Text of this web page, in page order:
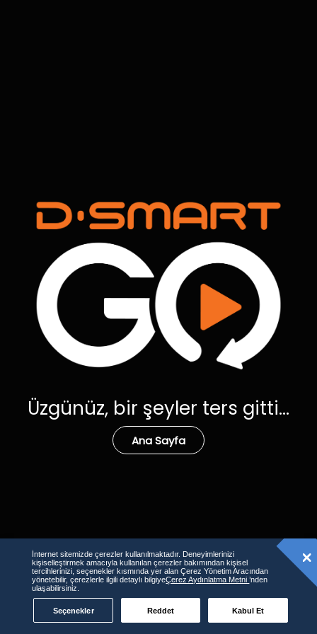
Üzgünüz, bir şeyler ters gitti...
Ana Sayfa
İnternet sitemizde çerezler kullanılmaktadır. Deneyimlerinizi
kişiselleştirmek amacıyla kullanılan çerezler bakımından kişisel
tercihlerinizi, seçenekler kısmında yer alan Çerez Yönetim Aracından
yönetebilir, çerezlerle ilgili detaylı bilgiyeÇerez Aydınlatma Metni’nden
ulaşabilirsiniz.
Seçenekler Reddet Kabul Et